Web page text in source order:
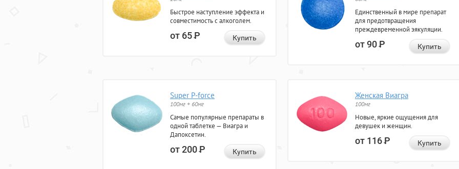
Быстрое наступление эффекта и
совместимость с алкоголем.
от 65Р Купить
Единственный в мире препарат
для предотвращения
преждевременной эякуляции.
от 90Р Купить
Super P-force
100мг + 60мг
Самые популярные препараты в
одной таблетке — Виагра и
Дапоксетин.
от 200Р Купить
Женская Виагра
100мг
Новые, яркие ощущения для
девушек и женщин.
от 116Р Купить